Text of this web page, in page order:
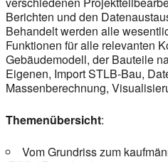
Berichten und den
Behandelt werden alle
Funktionen für alle relevanten
Gebäudemodell, der Bauteile
Eigenen, Import STLB-Bau,
Massenberechnung,
Themenübersicht:
Vom Grundriss zum